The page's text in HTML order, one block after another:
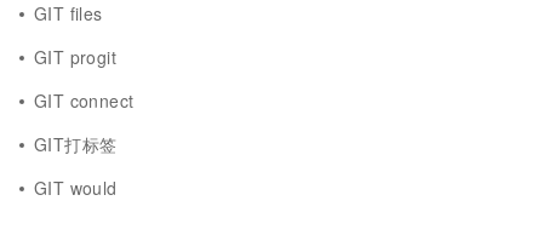
GIT files
GIT progit
GIT connect
GIT打标签
GIT would